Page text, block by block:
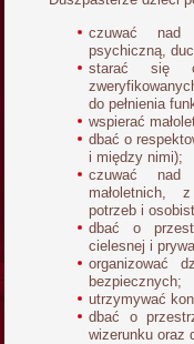
czuwać nad
psychiczną,
starać się o
do pełnienia
wspierać
dbać o
i między nimi);
czuwać nad
małoletnich,
potrzeb i
dbać o
cielesnej i
organizować
bezpiecznych;
utrzymywać
dbać o
wizerunku oraz